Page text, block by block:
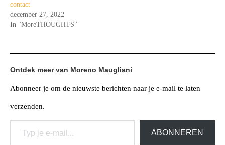
contact
december 27, 2022
In "MoreTHOUGHTS"
Ontdek meer van Moreno Maugliani
Abonneer je om de nieuwste berichten naar je e-mail te laten
verzenden.
Typ je e-mail...
ABONNEREN